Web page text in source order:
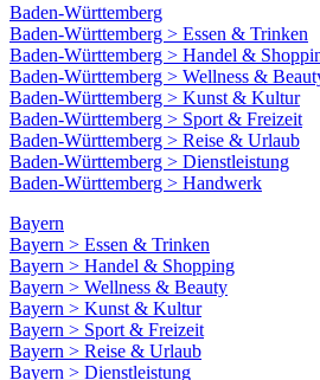
Baden-Württemberg
Baden-Württemberg > Essen & Trinken
Baden-Württemberg > Handel &
Baden-Württemberg > Wellness &
Baden-Württemberg > Kunst & Kultur
Baden-Württemberg > Sport & Freizeit
Baden-Württemberg > Reise & Urlaub
Baden-Württemberg > Dienstleistung
Baden-Württemberg > Handwerk
Bayern
Bayern > Essen & Trinken
Bayern > Handel & Shopping
Bayern > Wellness & Beauty
Bayern > Kunst & Kultur
Bayern > Sport & Freizeit
Bayern > Reise & Urlaub
Bayern > Dienstleistung